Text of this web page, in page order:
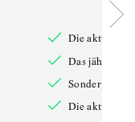
Die aktuelle
Das jährliche
Die aktuelle